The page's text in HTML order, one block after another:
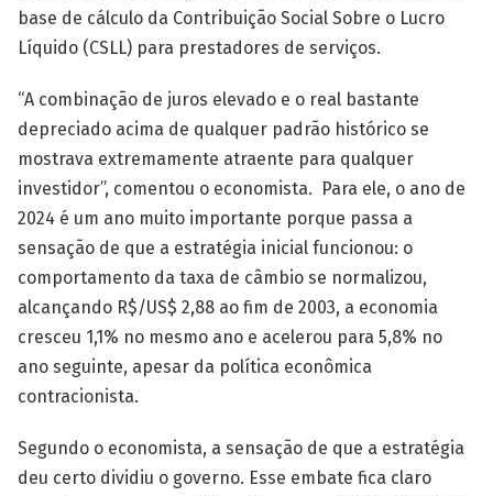
base de cálculo da Contribuição Social Sobre o Lucro
Líquido (CSLL) para prestadores de serviços.
“A combinação de juros elevado e o real bastante
depreciado acima de qualquer padrão histórico se
mostrava extremamente atraente para qualquer
investidor”, comentou o economista. Para ele, o ano de
2024 é um ano muito importante porque passa a
sensação de que a estratégia inicial funcionou: o
comportamento da taxa de câmbio se normalizou,
alcançando R$/US$ 2,88 ao fim de 2003, a economia
cresceu 1,1% no mesmo ano e acelerou para 5,8% no
ano seguinte, apesar da política econômica
contracionista.
Segundo o economista, a sensação de que a estratégia
deu certo dividiu o governo. Esse embate fica claro